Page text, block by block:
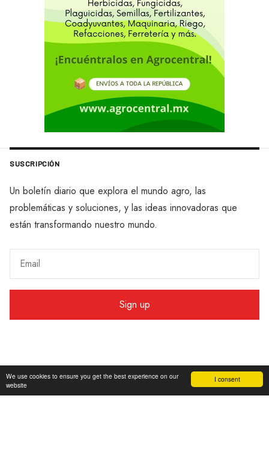
I consent
We use cookies to ensure you get the best experience on our
website
SUSCRIPCIÓN
Un boletín diario que explora el mundo agro, las
problemáticas y soluciones, y las ideas innovadoras que
están transformando nuestro mundo.